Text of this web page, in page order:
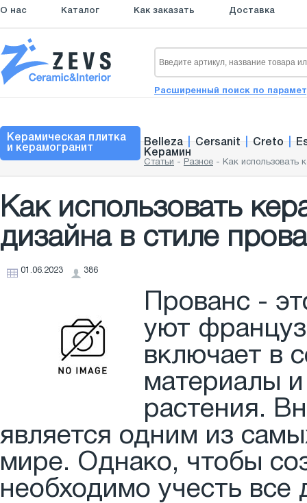
О нас Каталог Как заказать Доставка
Расширенный поиск по
Керамическая плитка
и керамогранит
Belleza Cersanit Creto
Керамин
Статьи - Разное - Как использовать
Как использовать
дизайна в стиле
01.06.2023 386
Прованс -
уют
включает в
материалы
растения.
является одним из
мире. Однако, чтобы
необходимо учесть